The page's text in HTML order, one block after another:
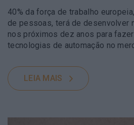
40% da força de trabalho
de pessoas, terá de desenvolver
nos próximos dez anos para
tecnologias de automação no
LEIA MAIS